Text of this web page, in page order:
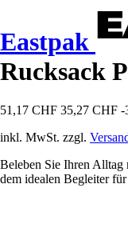
Eastpak
Rucksack
51,17 CHF 35,27 CHF -
inkl. MwSt. zzgl.
Beleben Sie Ihren Alltag
dem idealen Begleiter